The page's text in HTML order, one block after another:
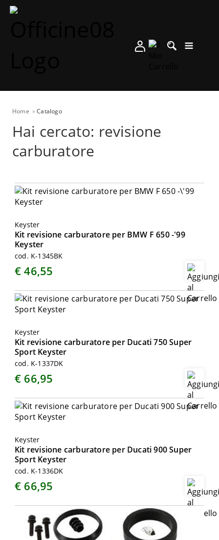
Home Catalogo
Hai cercato: revisione
carburatore
Keyster
Kit revisione carburatore per BMW F 650 -'99
Keyster
cod. K-1345BK
€ 46,55
Keyster
Kit revisione carburatore per Ducati 750 Super
Sport Keyster
cod. K-1337DK
€ 66,95
Keyster
Kit revisione carburatore per Ducati 900 Super
Sport Keyster
cod. K-1336DK
€ 66,95